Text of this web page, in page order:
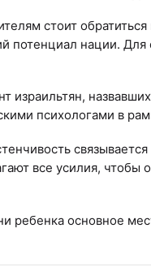
стоит
потенциал нации.
израильтян,
психологами в
все усилия, чтобы
ребенка основное